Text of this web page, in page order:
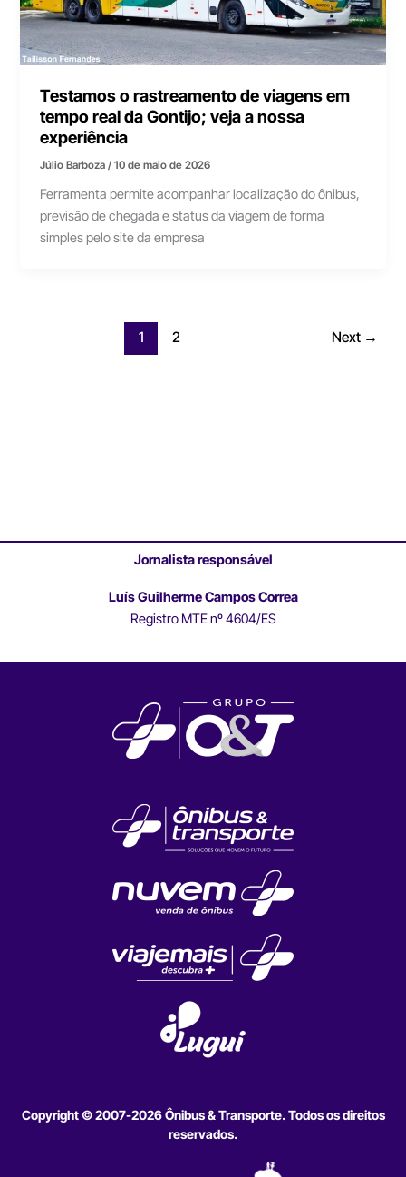
Testamos o rastreamento de viagens em
tempo real da Gontijo; veja a nossa
experiência
Júlio Barboza/10 de maio de 2026
Ferramenta permite acompanhar localização do ônibus,
previsão de chegada e status da viagem de forma
simples pelo site da empresa
1 2 Next →
Jornalista responsável
Luís Guilherme Campos Correa
Registro MTE nº 4604/ES
Copyright © 2007-2026 Ônibus & Transporte. Todos os direitos
reservados.